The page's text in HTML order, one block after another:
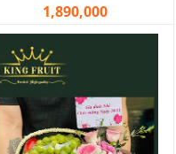
1,890,000